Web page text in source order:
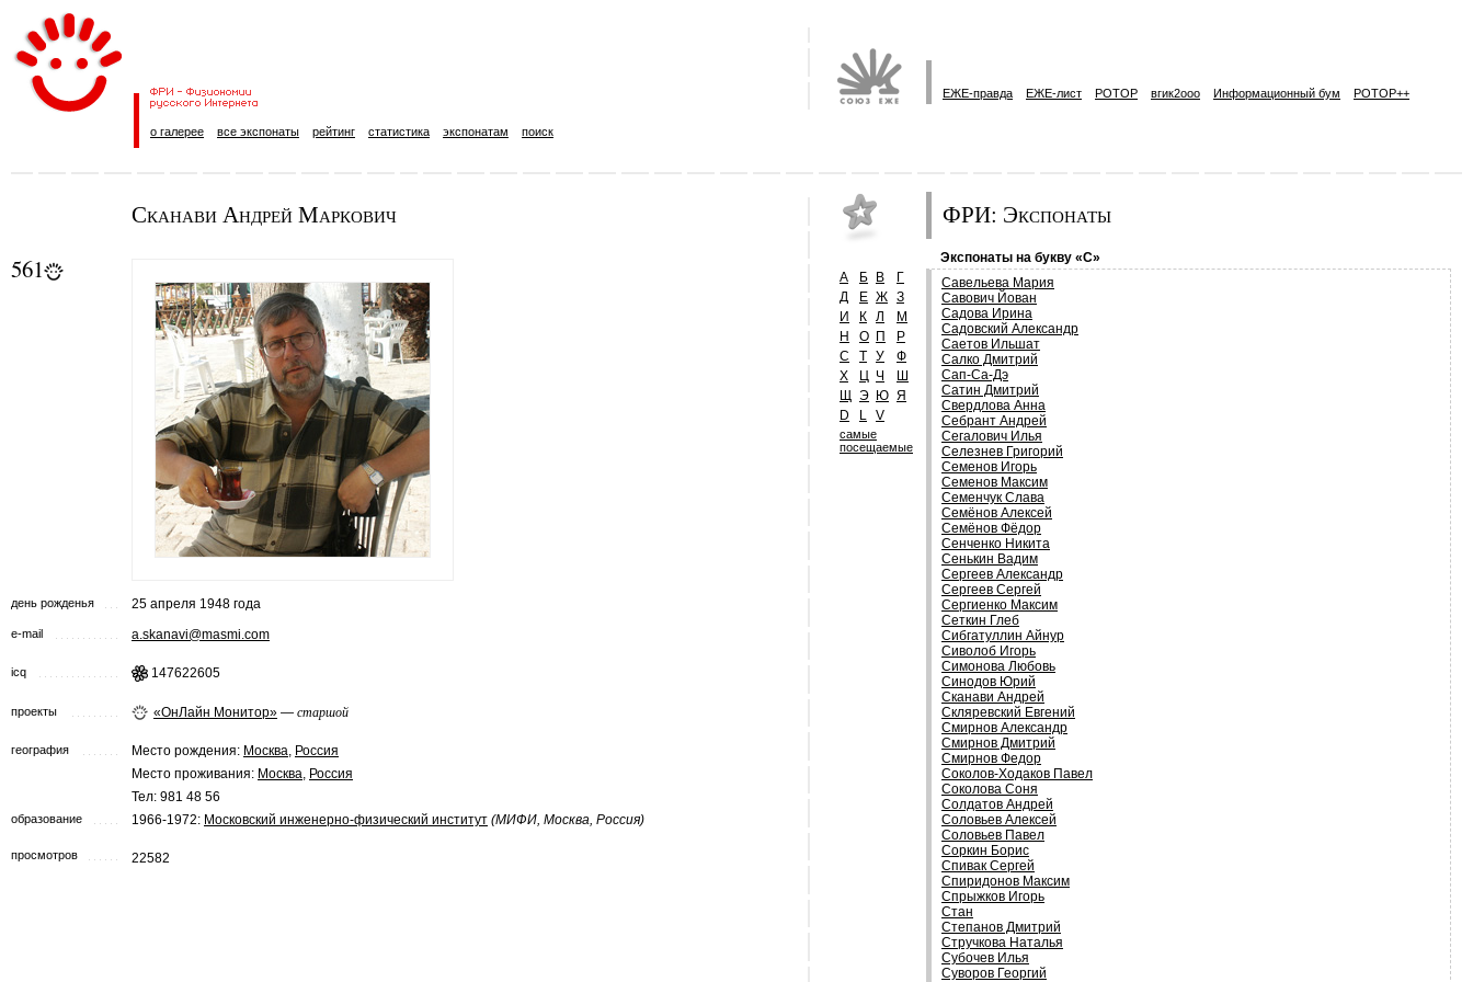
о галерее все экспонаты рейтинг статистика экспонатам поиск
ЕЖЕ-правда ЕЖЕ-лист РОТОР вгик2ooo Информационный бум РОТОР++
Сканави Андрей Маркович
561
день рожденья 25 апреля 1948 года
e-mail a.skanavi@masmi.com
icq 147622605
проекты «ОнЛайн Монитор» — старшой
география Место рождения: Москва, Россия
Место проживания: Москва, Россия
Тел: 981 48 56
образование 1966-1972: Московский инженерно-физический институт (МИФИ, Москва, Россия)
просмотров 22582
ФРИ: Экспонаты
А Б В
Г
Д
Е Ж З
И
К Л
М
Н
О П
Р
С
Т У
Ф
Х
Ц Ч
Ш
Щ Э Ю Я
D
L V
самые
посещаемые
Экспонаты на букву «С»
Савельева Мария
Савович Йован
Садова Ирина
Садовский Александр
Саетов Ильшат
Салко Дмитрий
Сап-Са-Дэ
Сатин Дмитрий
Свердлова Анна
Себрант Андрей
Сегалович Илья
Селезнев Григорий
Семенов Игорь
Семенов Максим
Семенчук Слава
Семёнов Алексей
Семёнов Фёдор
Сенченко Никита
Сенькин Вадим
Сергеев Александр
Сергеев Сергей
Сергиенко Максим
Сеткин Глеб
Сибгатуллин Айнур
Сиволоб Игорь
Симонова Любовь
Синодов Юрий
Сканави Андрей
Скляревский Евгений
Смирнов Александр
Смирнов Дмитрий
Смирнов Федор
Соколов-Ходаков Павел
Соколова Соня
Солдатов Андрей
Соловьев Алексей
Соловьев Павел
Соркин Борис
Спивак Сергей
Спиридонов Максим
Спрыжков Игорь
Стан
Степанов Дмитрий
Стручкова Наталья
Субочев Илья
Суворов Георгий